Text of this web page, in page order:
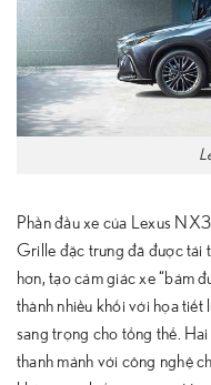
Phần đầu xe của Lexus
Grille đặc trưng đã được tái
hơn, tạo cảm giác xe “bám
thành nhiều khối với họa tiết
sang trọng cho tổng thể.
thanh mảnh với công nghệ